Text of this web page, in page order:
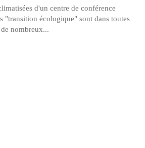
d'un centre de conférence
"transition écologique" sont dans toutes
nombreux...